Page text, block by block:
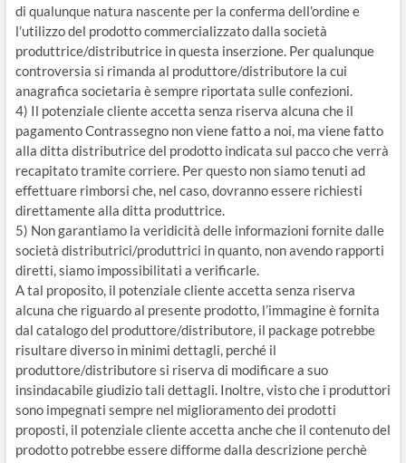
di qualunque natura nascente per la conferma dell’ordine e
l’utilizzo del prodotto commercializzato dalla società
produttrice/distributrice in questa inserzione. Per qualunque
controversia si rimanda al produttore/distributore la cui
anagrafica societaria è sempre riportata sulle confezioni.
4) Il potenziale cliente accetta senza riserva alcuna che il
pagamento Contrassegno non viene fatto a noi, ma viene fatto
alla ditta distributrice del prodotto indicata sul pacco che verrà
recapitato tramite corriere. Per questo non siamo tenuti ad
effettuare rimborsi che, nel caso, dovranno essere richiesti
direttamente alla ditta produttrice.
5) Non garantiamo la veridicità delle informazioni fornite dalle
società distributrici/produttrici in quanto, non avendo rapporti
diretti, siamo impossibilitati a verificarle.
A tal proposito, il potenziale cliente accetta senza riserva
alcuna che riguardo al presente prodotto, l’immagine è fornita
dal catalogo del produttore/distributore, il package potrebbe
risultare diverso in minimi dettagli, perché il
produttore/distributore si riserva di modificare a suo
insindacabile giudizio tali dettagli. Inoltre, visto che i produttori
sono impegnati sempre nel miglioramento dei prodotti
proposti, il potenziale cliente accetta anche che il contenuto del
prodotto potrebbe essere difforme dalla descrizione perchè